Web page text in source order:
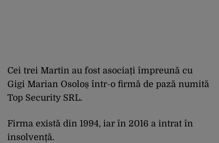
Cei trei Martin au fost asociați împreună cu
Gigi Marian Osoloș într-o firmă de pază numită
Top Security SRL.
Firma există din 1994, iar în 2016 a intrat în
insolvență.